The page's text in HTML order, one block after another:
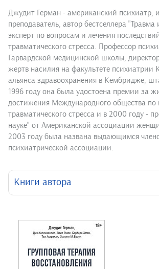
Джудит Герман - американский психиатр,
преподаватель, автор бестселлера "Травма
эксперт по вопросам и лечения
травматического стресса. Профессор
Гарвардской медицинской школы,
жертв насилия на факультете психиатрии
альянса здравоохранения в Кембридже,
1996 году она была удостоена премии за
достижения Международного общества по
травматического стресса и в 2000 году -
науке" от Американской ассоциации
2003 году была названа выдающимся
психиатрической ассоциации.
Книги автора